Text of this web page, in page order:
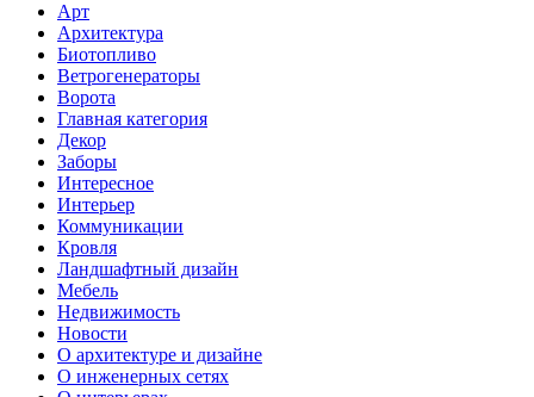
Арт
Архитектура
Биотопливо
Ветрогенераторы
Ворота
Главная категория
Декор
Заборы
Интересное
Интерьер
Коммуникации
Кровля
Ландшафтный дизайн
Мебель
Недвижимость
Новости
О архитектуре и дизайне
О инженерных сетях